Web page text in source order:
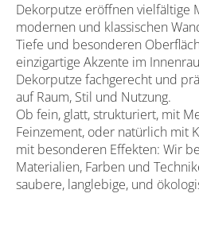
Dekorputze eröffnen vielfältige
modernen und klassischen
Tiefe und besonderen
einzigartige Akzente im
Dekorputze fachgerecht und
auf Raum, Stil und Nutzung.
Ob fein, glatt, strukturiert, mit
Feinzement, oder natürlich mit
mit besonderen Effekten: Wir
Materialien, Farben und
saubere, langlebige, und